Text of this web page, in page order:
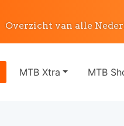
Overzicht van alle
MTB Xtra MTB